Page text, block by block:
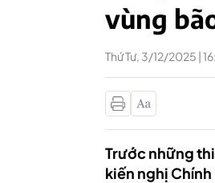
vùng
Thứ Tư, 3/12/2025 |
Trước những
kiến nghị